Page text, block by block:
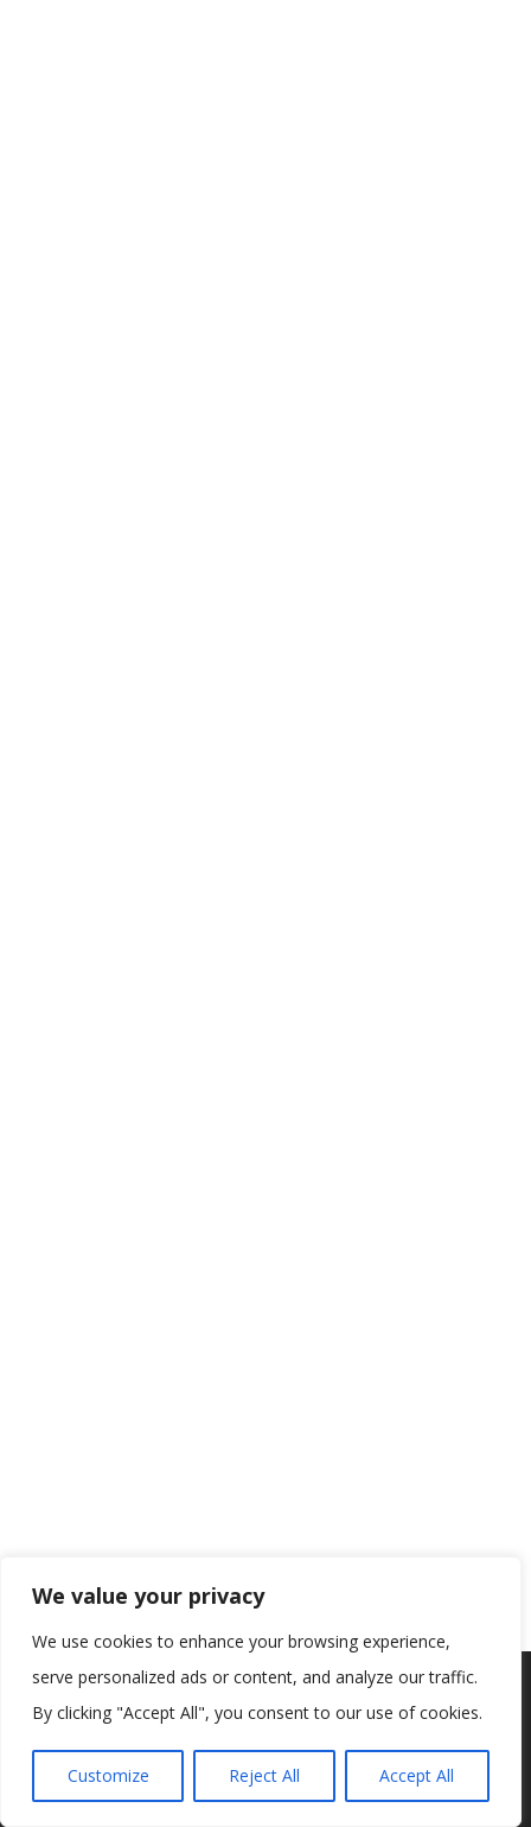
We value your privacy
We use cookies to enhance your browsing experience,
serve personalized ads or content, and analyze our traffic.
By clicking "Accept All", you consent to our use of cookies.
Customize Reject All Accept All
Koristimo kolačiće kako bismo vam pružili najbolje iskustvo na
našoj web stranici.
Informacije o kolačićima koje koristimo ili opcije za
Prihvaćam